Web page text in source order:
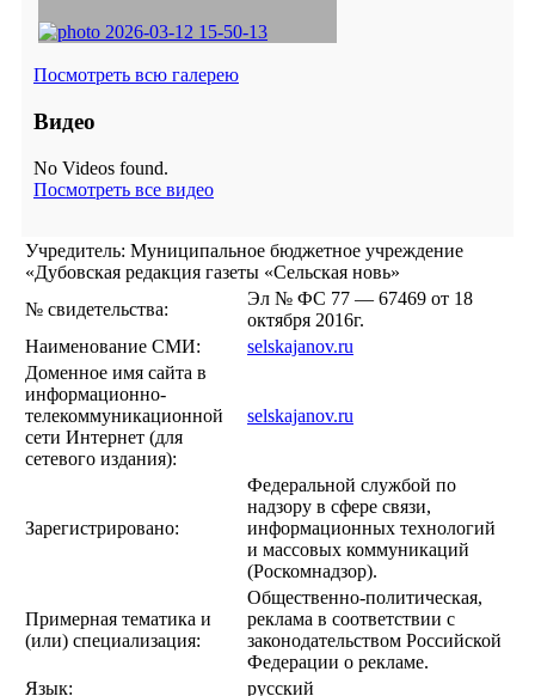
Посмотреть всю галерею
Видео
No Videos found.
Посмотреть все видео
Учредитель: Муниципальное бюджетное учреждение
«Дубовская редакция газеты «Сельская новь»
№ свидетельства:
Эл № ФС 77 — 67469 от 18
октября 2016г.
Наименование СМИ:
selskajanov.ru
Доменное имя сайта в
информационно-
телекоммуникационной
сети Интернет (для
сетевого издания):
selskajanov.ru
Зарегистрировано:
Федеральной службой по
надзору в сфере связи,
информационных технологий
и массовых коммуникаций
(Роскомнадзор).
Примерная тематика и
(или) специализация:
Общественно-политическая,
реклама в соответствии с
законодательством Российской
Федерации о рекламе.
Язык:
русский